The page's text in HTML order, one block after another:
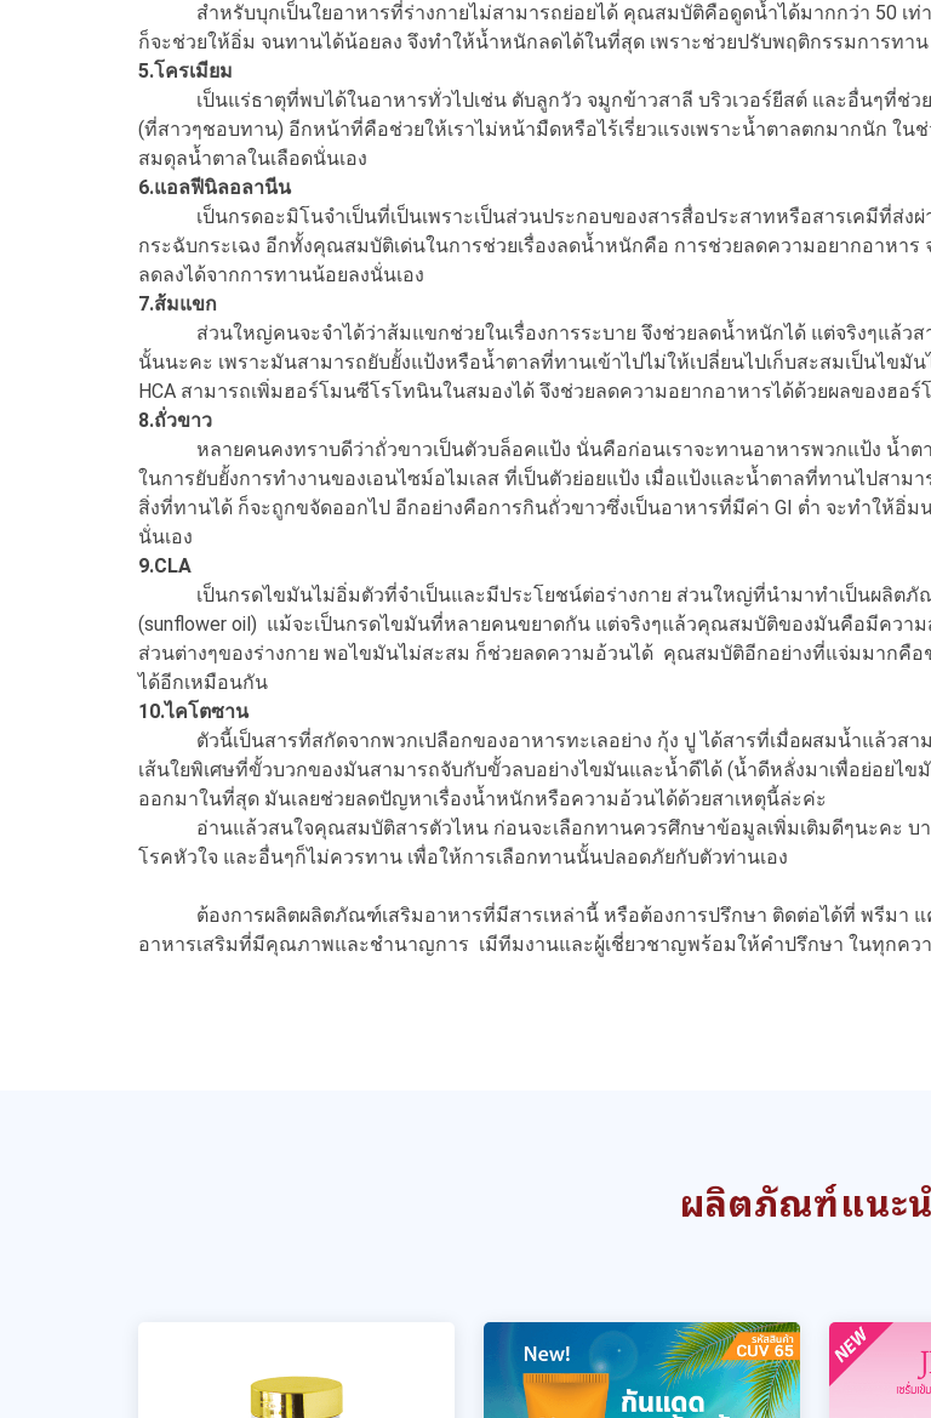
สำหรับบุกเป็นใยอาหารที่ร่างกายไม่สามารถย่อยได้ คุณสมบัติคือดูดน้ำได้มากกว่า 50 เท่
ก็จะช่วยให้อิ่ม จนทานได้น้อยลง จึงทำให้น้ำหนักลดได้ในที่สุด เพราะช่วยปรับพฤติกรรมการทา
5.โครเมียม
เป็นแร่ธาตุที่พบได้ในอาหารทั่วไปเช่น ตับลูกวัว จมูกข้าวสาลี บริวเวอร์ยีสต์ และอื่นๆที่ช่วย
(ที่สาวๆชอบทาน) อีกหน้าที่คือช่วยให้เราไม่หน้ามืดหรือไร้เรี่ยวแรงเพราะน้ำตาลตกมากนัก ใ
สมดุลน้ำตาลในเลือดนั่นเอง
6.แอลฟีนิลอลานีน
เป็นกรดอะมิโนจำเป็นที่เป็นเพราะเป็นส่วนประกอบของสารสื่อประสาทหรือสารเคมีที่ส่ง
กระฉับกระเฉง อีกทั้งคุณสมบัติเด่นในการช่วยเรื่องลดน้ำหนักคือ การช่วยลดความอยากอาหา
ลดลงได้จากการทานน้อยลงนั่นเอง
7.ส้มแขก
ส่วนใหญ่คนจะจำได้ว่าส้มแขกช่วยในเรื่องการระบาย จึงช่วยลดน้ำหนักได้ แต่จริงๆแล้วส
นั้นนะคะ เพราะมันสามารถยับยั้งแป้งหรือน้ำตาลที่ทานเข้าไปไม่ให้เปลี่ยนไปเก็บสะสมเป็นไข
HCA สามารถเพิ่มฮอร์โมนซีโรโทนินในสมองได้ จึงช่วยลดความอยากอาหารได้ด้วยผลของฮอร์
8.ถั่วขาว
หลายคนคงทราบดีว่าถั่วขาวเป็นตัวบล็อคแป้ง นั่นคือก่อนเราจะทานอาหารพวกแป้ง น้ำตา
ในการยับยั้งการทำงานของเอนไซม์อไมเลส ที่เป็นตัวย่อยแป้ง เมื่อแป้งและน้ำตาลที่ทานไปสา
สิ่งที่ทานได้ ก็จะถูกขจัดออกไป อีกอย่างคือการกินถั่วขาวซึ่งเป็นอาหารที่มีค่า GI ต่ำ จะทำให้อิ่
นั่นเอง
9.CLA
เป็นกรดไขมันไม่อิ่มตัวที่จำเป็นและมีประโยชน์ต่อร่างกาย ส่วนใหญ่ที่นำมาทำเป็นผลิตภั
(sunflower oil) แม้จะเป็นกรดไขมันที่หลายคนขยาดกัน แต่จริงๆแล้วคุณสมบัติของมันคือมีควา
ส่วนต่างๆของร่างกาย พอไขมันไม่สะสม ก็ช่วยลดความอ้วนได้ คุณสมบัติอีกอย่างที่แจ่มมากคื
ได้อีกเหมือนกัน
10.ไคโตซาน
ตัวนี้เป็นสารที่สกัดจากพวกเปลือกของอาหารทะเลอย่าง กุ้ง ปู ได้สารที่เมื่อผสมน้ำแล้วสา
เส้นใยพิเศษที่ขั้วบวกของมันสามารถจับกับขั้วลบอย่างไขมันและน้ำดีได้ (น้ำดีหลั่งมาเพื่อย่อยไ
ออกมาในที่สุด มันเลยช่วยลดปัญหาเรื่องน้ำหนักหรือความอ้วนได้ด้วยสาเหตุนี้ล่ะค่ะ
อ่านแล้วสนใจคุณสมบัติสารตัวไหน ก่อนจะเลือกทานควรศึกษาข้อมูลเพิ่มเติมดีๆนะคะ บาง
โรคหัวใจ และอื่นๆก็ไม่ควรทาน เพื่อให้การเลือกทานนั้นปลอดภัยกับตัวท่านเอง
ต้องการผลิตผลิตภัณฑ์เสริมอาหารที่มีสารเหล่านี้ หรือต้องการปรึกษา ติดต่อได้ที่ พรีมา แคร์
อาหารเสริมที่มีคุณภาพและชำนาญการ เมีทีมงานและผู้เชี่ยวชาญพร้อมให้คำปรึกษา ในทุกคว
ผลิตภัณฑ์แนะ